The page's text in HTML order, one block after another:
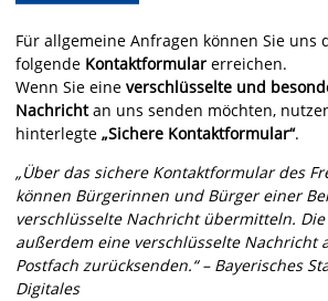
Für allgemeine Anfragen können Sie uns
folgende Kontaktformular erreichen.
Wenn Sie eine verschlüsselte und
Nachrichtan uns senden möchten,
hinterlegte „Sichere Kontaktformular“.
„Über das sichere Kontaktformular des
können Bürgerinnen und Bürger einer
verschlüsselte Nachricht übermitteln.
außerdem eine verschlüsselte Nachricht
Postfach zurücksenden.“ – Bayerisches
Digitales